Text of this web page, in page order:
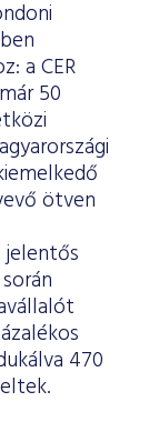
a CER
50
ötven
jelentős
470